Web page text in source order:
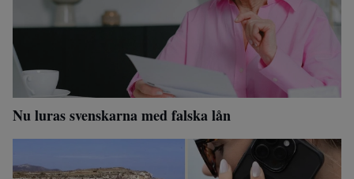
Nu luras svenskarna med falska lån